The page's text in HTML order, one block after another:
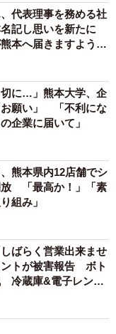
代表理事を務める社
記し思いを新たに
本へ届きますよう
切に…」熊本大学、企
お願い」 「不利にな
企業に届いて」
熊本県内12店舗でシ
放 「最高か！」「素
組み」
ばらく営業出来ませ
トが被害報告 ボト
冷蔵庫&電子レンジ